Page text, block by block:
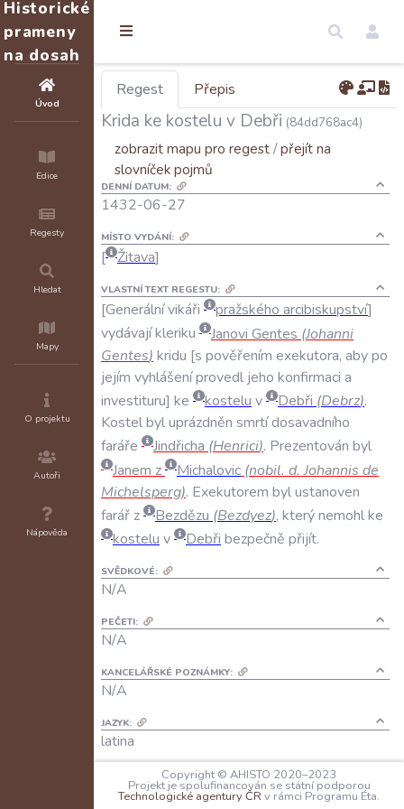
Historické
prameny
na dosah
Úvod
Edice
Regesty
Hledat
Mapy
O projektu
Autoři
Nápověda
Regest Přepis
Krida ke kostelu v Debři (84dd768ac4)
zobrazit mapu pro regest/přejít na
slovníček pojmů
DENNÍ DATUM:
1432-06-27
MÍSTO VYDÁNÍ:
Žitava
VLASTNÍ TEXT REGESTU:
Generálnívikáři pražského arcibiskupství
vydávajíkleriku Janovi Gentes (Johanni
Gentes) kridu s pověřením exekutora, abypo
jejím vyhlášeníprovedl jeho konfirmaci a
investituru ke kostelu v Debři (Debrz).
Kostelbyluprázdněn smrtídosavadního
faráře
Jindřicha (Henrici). Prezentován byl
Janem z Michalovic (nobil. d.Johannis de
Michelsperg). Exekutorem bylustanoven
farář z Bezdězu (Bezdyez), kterýnemohlke
kostelu v Debři bezpečně přijít.
SVĚDKOVÉ:
N/A
PEČETI:
N/A
KANCELÁŘSKÉ POZNÁMKY:
N/A
JAZYK:
latina
FORMA DOCHOVÁNÍ:
A: N/A
Copyright © AHISTO 2020–2023
Projekt je spolufinancován se státní podporou
Technologické agentury ČR v rámci Programu Éta.